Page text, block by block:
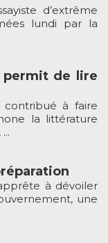
d’extrême
lundi par la
permit de lire
contribué à faire
la littérature
à dévoiler
une